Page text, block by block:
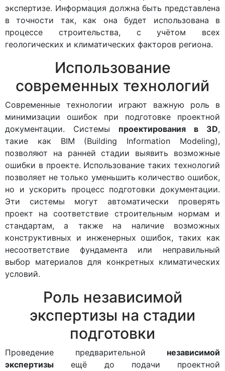
экспертизе. Информация должна быть представлена
в точности так, как она будет использована в
процессе строительства, с учётом всех
геологических и климатических факторов региона.
Использование
современных технологий
Современные технологии играют важную роль в
минимизации ошибок при подготовке проектной
документации. Системы проектирования в 3D,
такие как BIM (Building Information Modeling),
позволяют на ранней стадии выявить возможные
ошибки в проекте. Использование таких технологий
позволяет не только уменьшить количество ошибок,
но и ускорить процесс подготовки документации.
Эти системы могут автоматически проверять
проект на соответствие строительным нормам и
стандартам, а также на наличие возможных
конструктивных и инженерных ошибок, таких как
несоответствие фундамента или неправильный
выбор материалов для конкретных климатических
условий.
Роль независимой
экспертизы на стадии
подготовки
Проведение предварительной независимой
экспертизы ещё до подачи проектной